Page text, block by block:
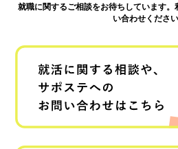
就職に関するご相談をお待ちしています
い合わせください